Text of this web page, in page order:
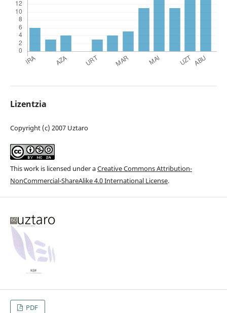
Lizentzia
Copyright (c) 2007 Uztaro
This work is licensed under aCreative Commons Attribution-
NonCommercial-ShareAlike 4.0 International License.
PDF